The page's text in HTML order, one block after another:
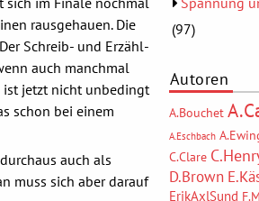
rausgehauen. Die
Schreib- und Erzähl-
auch manchmal
ist jetzt nicht unbedingt
schon bei einem
auch als
muss sich aber darauf
(97)
Autoren
A.Bouchet
A.Eschbach
C.Clare
D.Brown
ErikAxlSund